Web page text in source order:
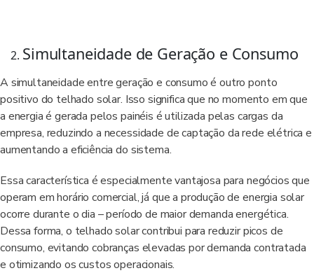
Simultaneidade de Geração e Consumo
A simultaneidade entre geração e consumo é outro ponto
positivo do telhado solar. Isso significa que no momento em que
a energia é gerada pelos painéis é utilizada pelas cargas da
empresa, reduzindo a necessidade de captação da rede elétrica e
aumentando a eficiência do sistema.
Essa característica é especialmente vantajosa para negócios que
operam em horário comercial, já que a produção de energia solar
ocorre durante o dia – período de maior demanda energética.
Dessa forma, o telhado solar contribui para reduzir picos de
consumo, evitando cobranças elevadas por demanda contratada
e otimizando os custos operacionais.